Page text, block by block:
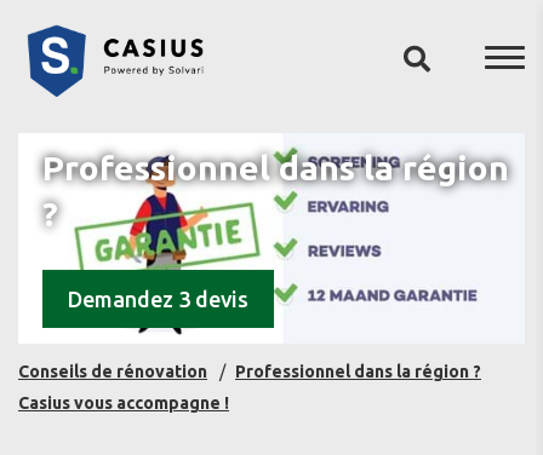
Professionnel dans la région
?
Demandez 3 devis
Conseils de rénovation
Professionnel dans la région ?
Casius vous accompagne !